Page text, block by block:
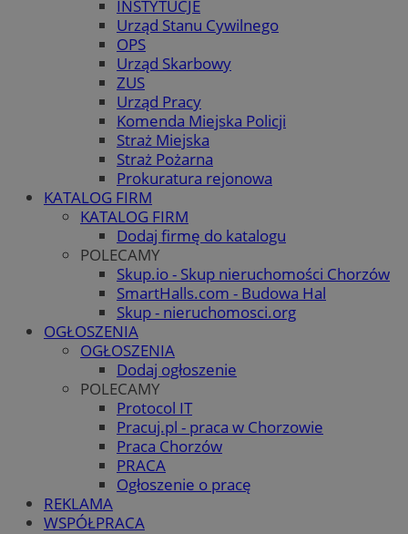
INSTYTUCJE
Urząd Stanu Cywilnego
OPS
Urząd Skarbowy
ZUS
Urząd Pracy
Komenda Miejska Policji
Straż Miejska
Straż Pożarna
Prokuratura rejonowa
KATALOG FIRM
KATALOG FIRM
Dodaj firmę do katalogu
POLECAMY
Skup.io - Skup nieruchomości Chorzów
SmartHalls.com - Budowa Hal
Skup - nieruchomosci.org
OGŁOSZENIA
OGŁOSZENIA
Dodaj ogłoszenie
POLECAMY
Protocol IT
Pracuj.pl - praca w Chorzowie
Praca Chorzów
PRACA
Ogłoszenie o pracę
REKLAMA
WSPÓŁPRACA